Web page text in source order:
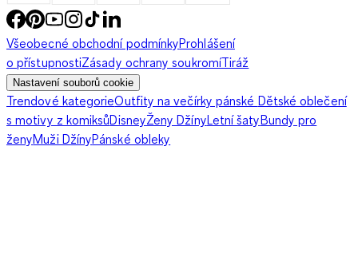
Všeobecné obchodní podmínkyProhlášení
o přístupnostiZásady ochrany soukromíTiráž
Nastavení souborů cookie
Trendové kategorieOutfity na večírky pánské Dětské oblečení
s motivy z komiksůDisneyŽeny DžínyLetní šatyBundy pro
ženyMuži DžínyPánské obleky